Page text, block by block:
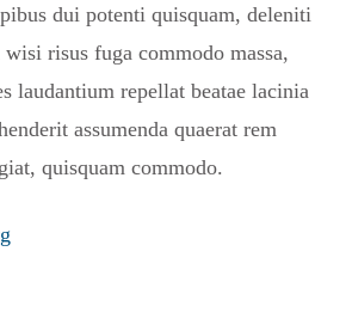
dui potenti quisquam, deleniti
risus fuga commodo massa,
laudantium repellat beatae lacinia
assumenda quaerat rem
quisquam commodo.